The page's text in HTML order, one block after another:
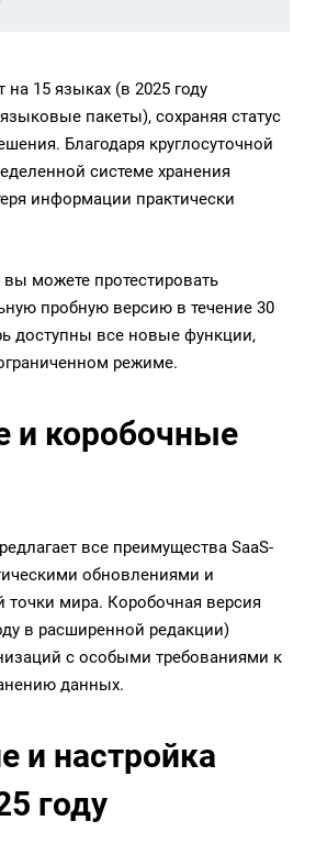
на 15 языках (в 2025 году
пакеты), сохраняя статус
Благодаря круглосуточной
системе хранения
информации практически
можете протестировать
пробную версию в течение 30
доступны все новые функции,
режиме.
и коробочные
все преимущества SaaS-
обновлениями и
мира. Коробочная версия
в расширенной редакции)
с особыми требованиями к
данных.
и настройка
году